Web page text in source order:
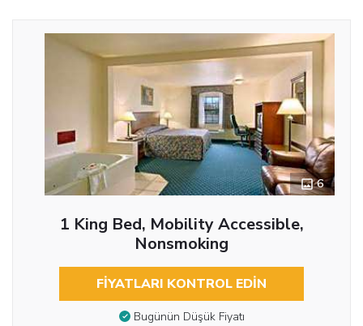
6
1 King Bed, Mobility Accessible,
Nonsmoking
FIYATLARI KONTROL EDIN
Bugünün Düşük Fiyatı